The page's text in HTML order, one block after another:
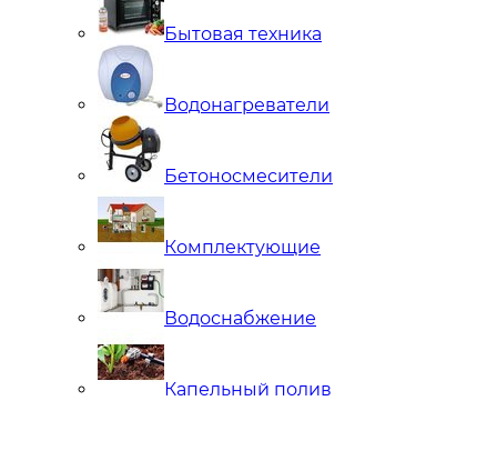
Бытовая техника
Водонагреватели
Бетоносмесители
Комплектующие
Водоснабжение
Капельный полив